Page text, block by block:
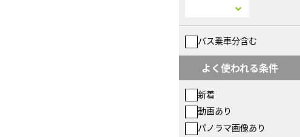
バス乗車分含む
よく使われる条件
新着
動画あり
パノラマ画像あり